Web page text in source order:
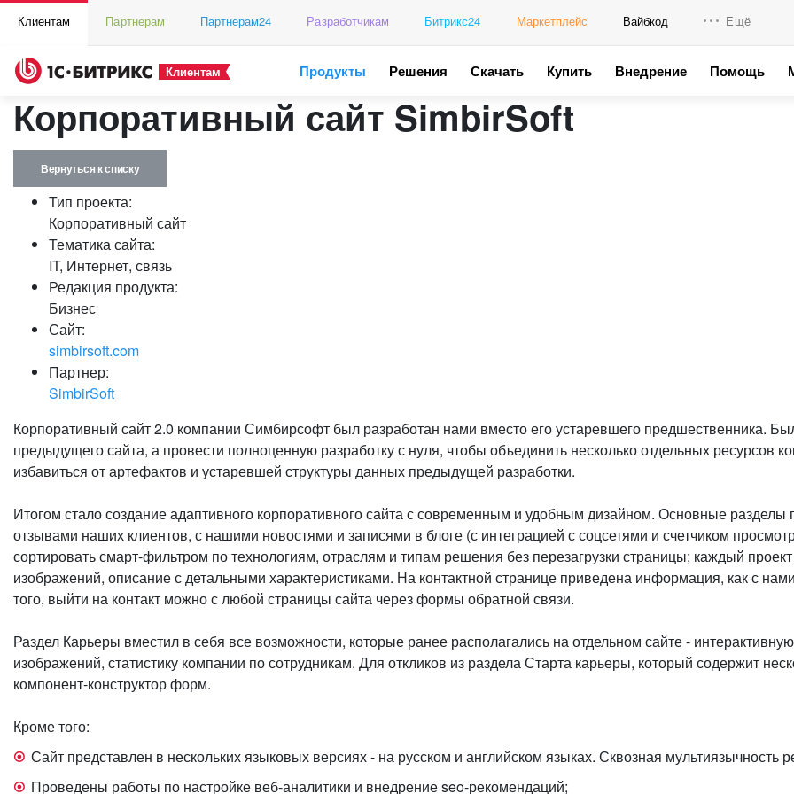
Клиентам Партнерам Партнерам24 Разработчикам Битрикс24 Маркетплейс Вайбкод Ещё
Клиентам Продукты Решения Скачать Купить Внедрение Помощь
Корпоративный сайт SimbirSoft
Вернуться к списку
Тип проекта:
Корпоративный сайт
Тематика сайта:
IT, Интернет, связь
Редакция продукта:
Бизнес
Сайт:
simbirsoft.com
Партнер:
SimbirSoft
Корпоративный сайт 2.0 компании Симбирсофт был разработан нами вместо его устаревшего предшественника.
предыдущего сайта, а провести полноценную разработку с нуля, чтобы объединить несколько отдельных ресурсов
избавиться от артефактов и устаревшей структуры данных предыдущей разработки.
Итогом стало создание адаптивного корпоративного сайта с современным и удобным дизайном. Основные
отзывами наших клиентов, с нашими новостями и записями в блоге (с интеграцией с соцсетями и счетчиком
сортировать смарт-фильтром по технологиям, отраслям и типам решения без перезагрузки страницы; каждый
изображений, описание с детальными характеристиками. На контактной странице приведена информация, как с
того, выйти на контакт можно с любой страницы сайта через формы обратной связи.
Раздел Карьеры вместил в себя все возможности, которые ранее располагались на отдельном сайте -
изображений, статистику компании по сотрудникам. Для откликов из раздела Старта карьеры, который содержит
компонент-конструктор форм.
Кроме того:
Сайт представлен в нескольких языковых версиях - на русском и английском языках. Сквозная мультиязычность
Проведены работы по настройке веб-аналитики и внедрение seo-рекомендаций;